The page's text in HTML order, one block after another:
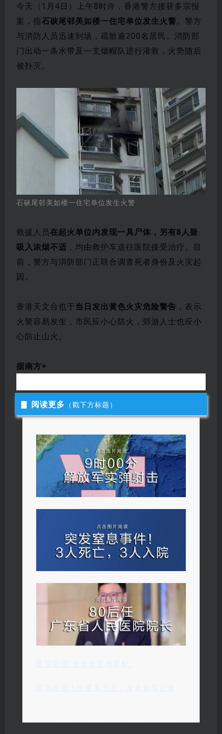
今天（1月4日）上午8时许，香港警方接获多宗报
案，指石硖尾邨美如楼一住宅单位发生火警。警方
与消防人员迅速到场，疏散逾200名居民。消防部
门出动一条水带及一支烟帽队进行灌救，火势随后
被扑灭。
石硖尾邨美如楼一住宅单位发生火警
救援人员在起火单位内发现一具尸体，另有8人疑
吸入浓烟不适 ，均由救护车送往医院接受治疗。目
前，警方与消防部门正联合调查死者身份及火灾起
因。
香港天文台也于当日发出黄色火灾危险警告 ，表示
火警容易发生，市民应小心防火，郊游人士也应小
心防止山火。
据南方+
▊ 阅读更多 （戳下方标题）